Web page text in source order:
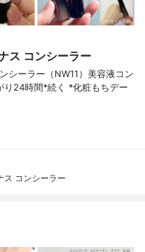
ス コンシーラー
シーラー（NW11）美容液コン
り24時間*続く *化粧もちデー
ス コンシーラー